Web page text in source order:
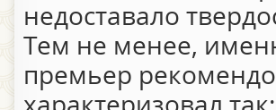
недоставало
Тем не менее,
премьер